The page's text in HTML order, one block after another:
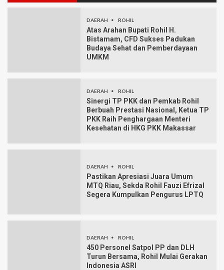
DAERAH ROHIL
Atas Arahan Bupati Rohil H.
Bistamam, CFD Sukses Padukan
Budaya Sehat dan Pemberdayaan
UMKM
DAERAH ROHIL
Sinergi TP PKK dan Pemkab Rohil
Berbuah Prestasi Nasional, Ketua TP
PKK Raih Penghargaan Menteri
Kesehatan di HKG PKK Makassar
DAERAH ROHIL
Pastikan Apresiasi Juara Umum
MTQ Riau, Sekda Rohil Fauzi Efrizal
Segera Kumpulkan Pengurus LPTQ
DAERAH ROHIL
450 Personel Satpol PP dan DLH
Turun Bersama, Rohil Mulai Gerakan
Indonesia ASRI